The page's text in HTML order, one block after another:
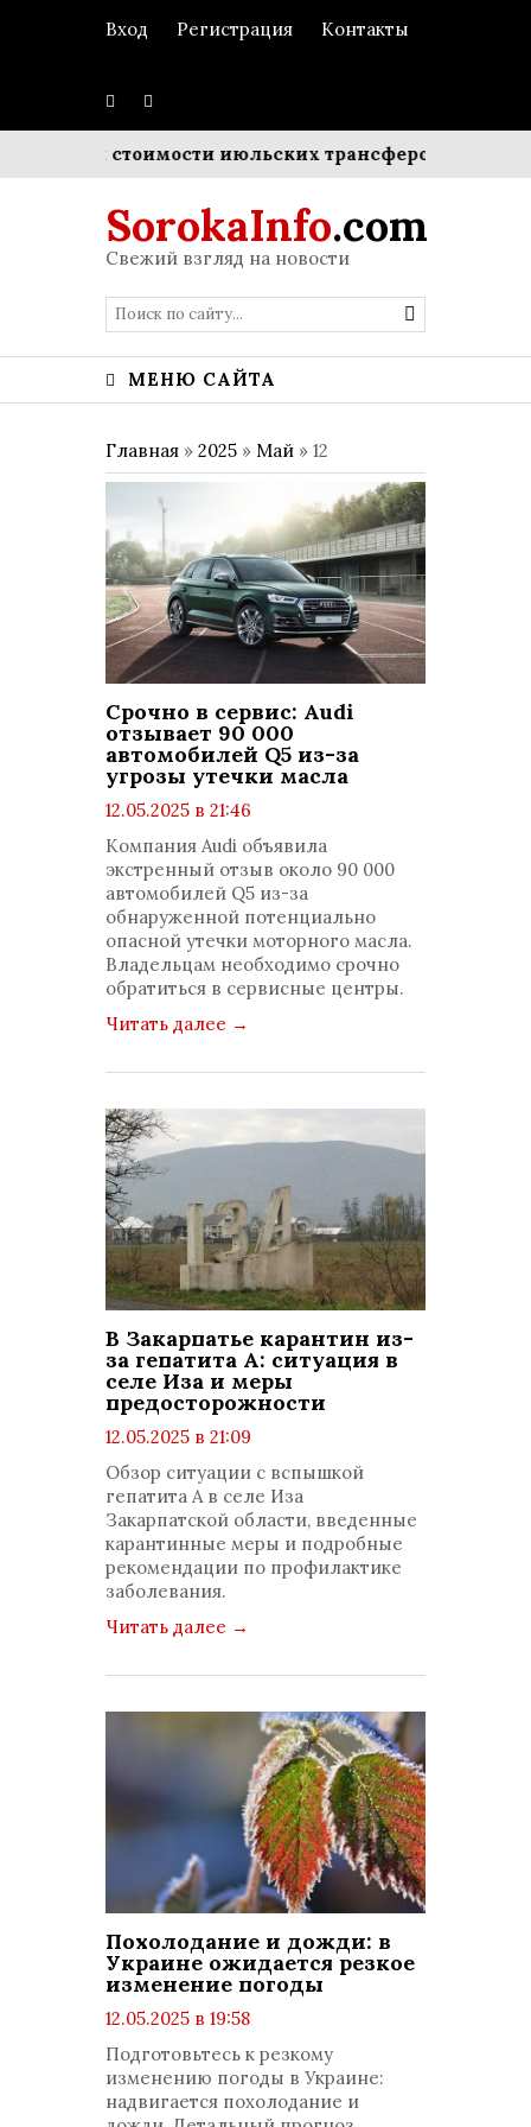
Вход Регистрация Контакты
стоимости июльских трансферов
SorokaInfo.com
Свежий взгляд на новости
МЕНЮ САЙТА
Главная » 2025 » Май » 12
Срочно в сервис: Audi
отзывает 90 000
автомобилей Q5 из-за
угрозы утечки масла
12.05.2025 в 21:46
просмотров: 1568
комментариев: 0
Компания Audi объявила
экстренный отзыв около 90 000
автомобилей Q5 из-за
обнаруженной потенциально
опасной утечки моторного масла.
Владельцам необходимо срочно
обратиться в сервисные центры.
Читать далее →
В Закарпатье карантин из-
за гепатита А: ситуация в
селе Иза и меры
предосторожности
12.05.2025 в 21:09
просмотров: 1209
комментариев: 0
Обзор ситуации с вспышкой
гепатита А в селе Иза
Закарпатской области, введенные
карантинные меры и подробные
рекомендации по профилактике
заболевания.
Читать далее →
Похолодание и дожди: в
Украине ожидается резкое
изменение погоды
12.05.2025 в 19:58
комментариев: 0
Подготовьтесь к резкому
изменению погоды в Украине:
надвигается похолодание и